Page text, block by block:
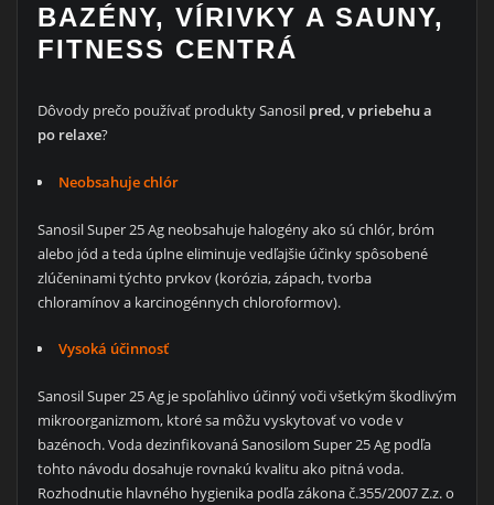
BAZÉNY, VÍRIVKY A SAUNY,
FITNESS CENTRÁ
Dôvody prečo používať produkty Sanosil pred, v priebehu a
po relaxe?
Neobsahuje chlór
Sanosil Super 25 Ag neobsahuje halogény ako sú chlór, bróm
alebo jód a teda úplne eliminuje vedľajšie účinky spôsobené
zlúčeninami týchto prvkov (korózia, zápach, tvorba
chloramínov a karcinogénnych chloroformov).
Vysoká účinnosť
Sanosil Super 25 Ag je spoľahlivo účinný voči všetkým škodlivým
mikroorganizmom, ktoré sa môžu vyskytovať vo vode v
bazénoch. Voda dezinfikovaná Sanosilom Super 25 Ag podľa
tohto návodu dosahuje rovnakú kvalitu ako pitná voda.
Rozhodnutie hlavného hygienika podľa zákona č.355/2007 Z.z. o